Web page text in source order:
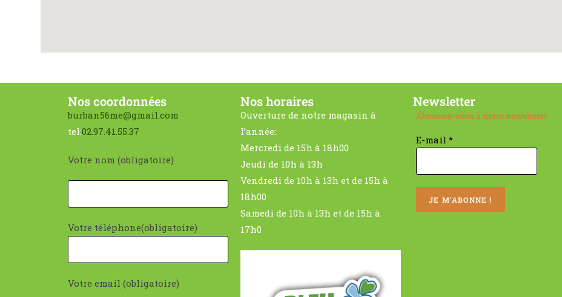
Nos coordonnées
burban56me@gmail.com
tel:02.97.41.55.37
Votre nom (obligatoire)
Votre téléphone(obligatoire)
Votre email (obligatoire)
Nos horaires
Ouverture de notre magasin à
l’année:
Mercredi de 15h à 18h00
Jeudi de 10h à 13h
Vendredi de 10h à 13h et de 15h à
18h00
Samedi de 10h à 13h et de 15h à
17h0
Newsletter
Abonnez-vous à notre newsletter
E-mail *